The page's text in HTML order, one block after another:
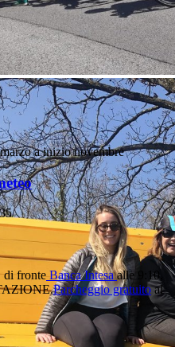
a inizio novembre
di fronte Banca Intesa alle 9:10,
Parcheggio gratuito al